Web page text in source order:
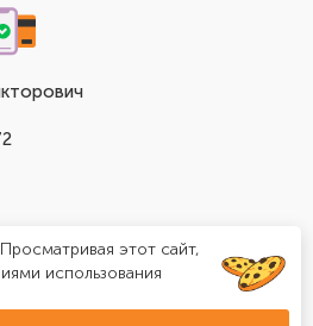
этот сайт,
использования